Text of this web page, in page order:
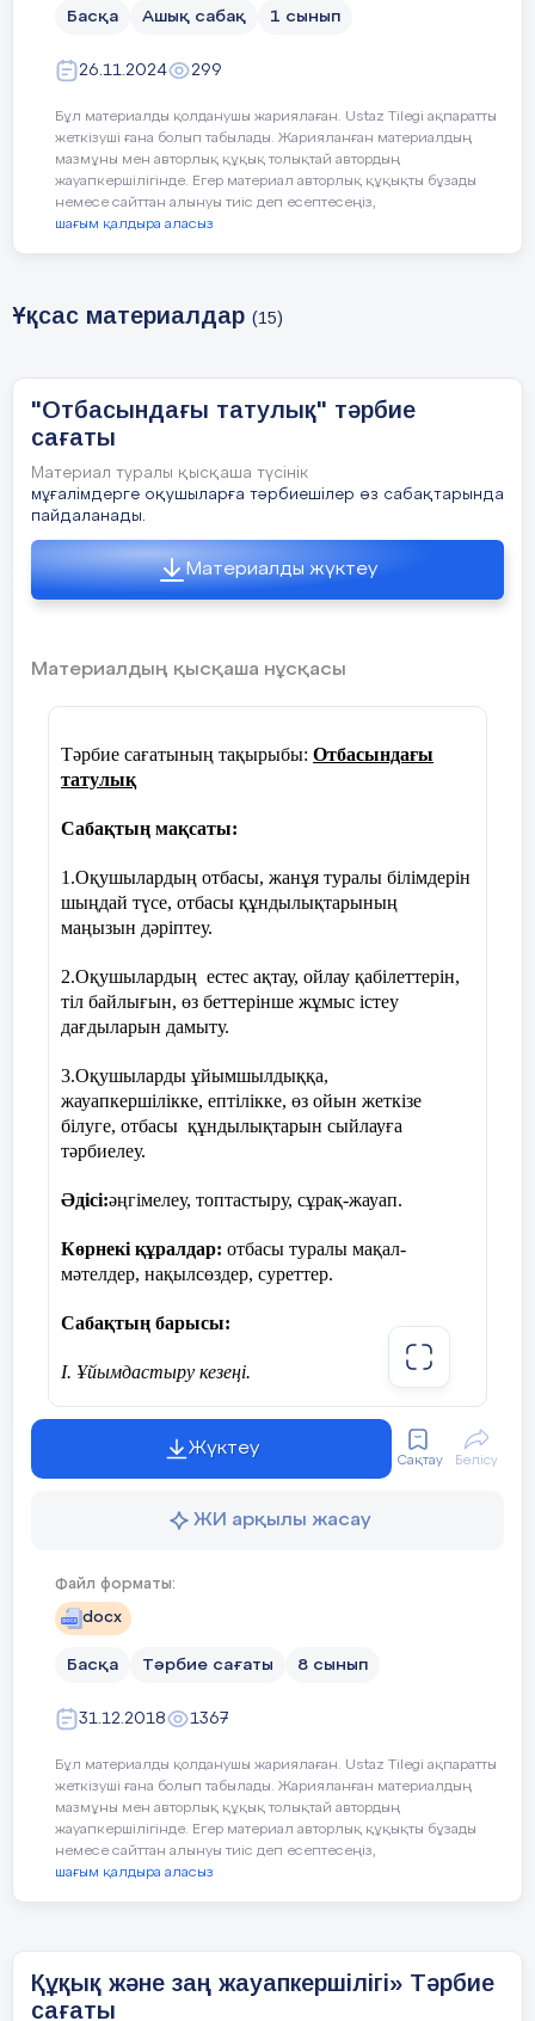
Сабақтың
Миға
шабуыл. «»
әдісі.
5 мин.
Ұйымдастыру кезеңі:
1.Оқушылармен амандасу
әртүрлі амандау түрлері
арқылы қарсы алады),
түгендеу.
Оқушыларды 4 түсті
1 топ –Винни
2топ- Торай
4топ–Иа Иа
Тақырып ашу. Сұрақтар:
3) Бұл топ атауларының
тақырыпқа қандай қатысы
4) Жауапкершілік деген не?
қандай түрлерін
білесіңдер?
өз ісімізге, сөзімізге және
уәделерімізге жауап беру.
Бір нәрсені уәде етсең, оны
орындау.
Өзің жасаған іс үшін жақсы
немесе жаман нәтижеге
дайын болу.
Бұл "Менің міндетім, мен
ұжымдық
Сабақтың
ортасы
бейнематериал көрсету.
№
1 -тапсырма:
«Виннидің тапсырмасы»
Жұптық жұмыс.
не бұрыс” .
бір
дұрыс
Басқа Ашық сабақ 1 сынып
26.11.2024 299
Бұл материалды қолданушы жариялаған. Ustaz Tilegi ақпаратты
жеткізуші ғана болып табылады. Жарияланған материалдың
мазмұны мен авторлық құқық толықтай автордың
жауапкершілігінде. Егер материал авторлық құқықты бұзады
немесе сайттан алынуы тиіс деп есептесеңіз,
шағым қалдыра аласыз
Ұқсас материалдар (15)
"Отбасындағы татулық" тәрбие
сағаты
Материал туралы қысқаша түсінік
мұғалімдерге оқушыларға тәрбиешілер өз сабақтарында
пайдаланады.
Материалды жүктеу
Материалдың қысқаша нұсқасы
Тәрбие сағатының тақырыбы: Отбасындағы
татулық
Сабақтың мақсаты:
1.Оқушылардың отбасы, жанұя туралы білімдерін
шыңдай түсе, отбасы құндылықтарының
маңызын дәріптеу.
2.Оқушылардың естес ақтау, ойлау қабілеттерін,
тіл байлығын, өз беттерінше жұмыс істеу
дағдыларын дамыту.
3.Оқушыларды ұйымшылдыққа,
жауапкершілікке, ептілікке, өз ойын жеткізе
білуге, отбасы құндылықтарын сыйлауға
тәрбиелеу.
Әдісі:әңгімелеу, топтастыру, сұрақ-жауап.
Көрнекі құралдар: отбасы туралы мақал-
мәтелдер, нақылсөздер, суреттер.
Сабақтың барысы:
І. Ұйымдастыру кезеңі.
Сәлемдесу назарын аудару, психологиялық ахуал
Тұрсақ үлкен шеңберге,
Алақанға ұрайық.
(Ата-аналарыңның өздерін еркелеткен сөздерін
айту.)
Жақын, туыс адамдар.
Жүктеу
Сақтау Бөлісу
ЖИ арқылы жасау
Файл форматы:
docx
Басқа Тәрбие сағаты 8 сынып
31.12.2018 1367
Бұл материалды қолданушы жариялаған. Ustaz Tilegi ақпаратты
жеткізуші ғана болып табылады. Жарияланған материалдың
мазмұны мен авторлық құқық толықтай автордың
жауапкершілігінде. Егер материал авторлық құқықты бұзады
немесе сайттан алынуы тиіс деп есептесеңіз,
шағым қалдыра аласыз
Құқық және заң жауапкершілігі» Тәрбие
сағаты